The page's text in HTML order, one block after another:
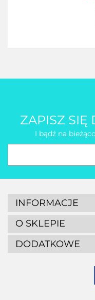
ZAPISZ SIĘ
I bądź na
INFORMACJE
O SKLEPIE
DODATKOWE